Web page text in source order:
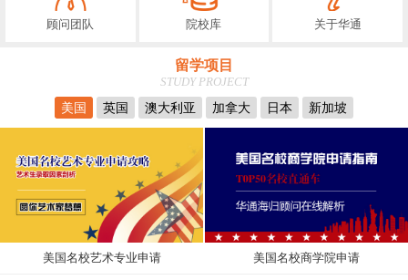
顾问团队 院校库 关于华通
留学项目
STUDY PROJECT
美国
英国 澳大利亚 加拿大 日本 新加坡
美国名校艺术专业申请 美国名校商学院申请